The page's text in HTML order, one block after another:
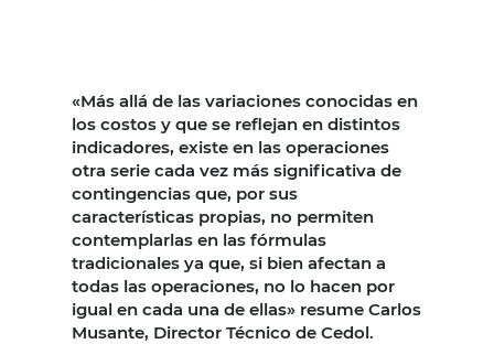
«Más allá de las variaciones conocidas en
los costos y que se reflejan en distintos
indicadores, existe en las operaciones
otra serie cada vez más significativa de
contingencias que, por sus
características propias, no permiten
contemplarlas en las fórmulas
tradicionales ya que, si bien afectan a
todas las operaciones, no lo hacen por
igual en cada una de ellas» resume Carlos
Musante, Director Técnico de Cedol.